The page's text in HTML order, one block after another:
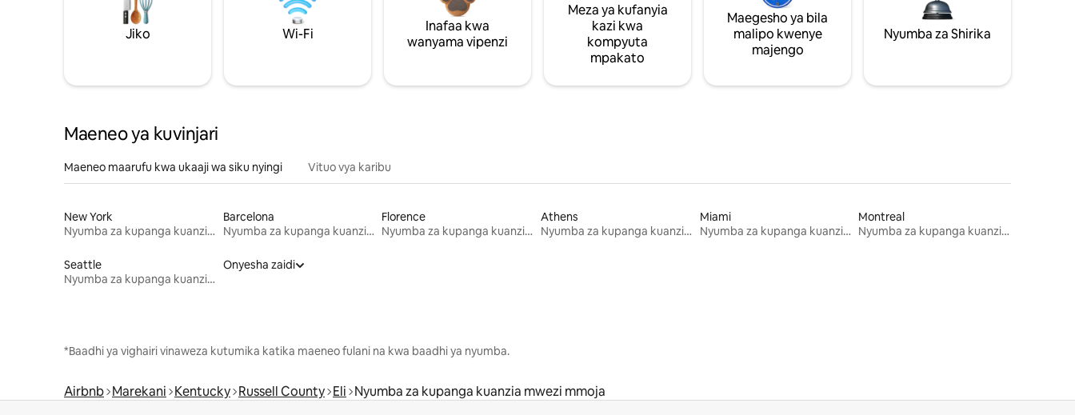
Jiko Wi-Fi
Inafaa kwa
wanyama vipenzi
Meza ya kufanyia
kazi kwa
kompyuta
mpakato
Maegesho ya bila
malipo kwenye
majengo
Nyumba za Shirika
Maeneo ya kuvinjari
Maeneo maarufu kwa ukaaji wa siku nyingi Vituo vya karibu
New York
Nyumba za kupanga kuanzia mwezi mmoja
Barcelona
Nyumba za kupanga kuanzia mwezi mmoja
Florence
Nyumba za kupanga kuanzia mwezi mmoja
Athens
Nyumba za kupanga kuanzia mwezi mmoja
Miami
Nyumba za kupanga kuanzia mwezi mmoja
Montreal
Nyumba za kupanga kuanzia mwezi mmoja
Seattle
Nyumba za kupanga kuanzia mwezi mmoja
Onyesha zaidi
*Baadhi ya vighairi vinaweza kutumika katika maeneo fulani na kwa baadhi ya nyumba.
Airbnb Marekani Kentucky Russell County Eli Nyumba za kupanga kuanzia mwezi mmoja